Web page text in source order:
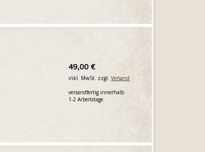
49,00 €
inkl. MwSt. zzgl.Versand
versandfertig innerhalb
1-2 Arbeitstage